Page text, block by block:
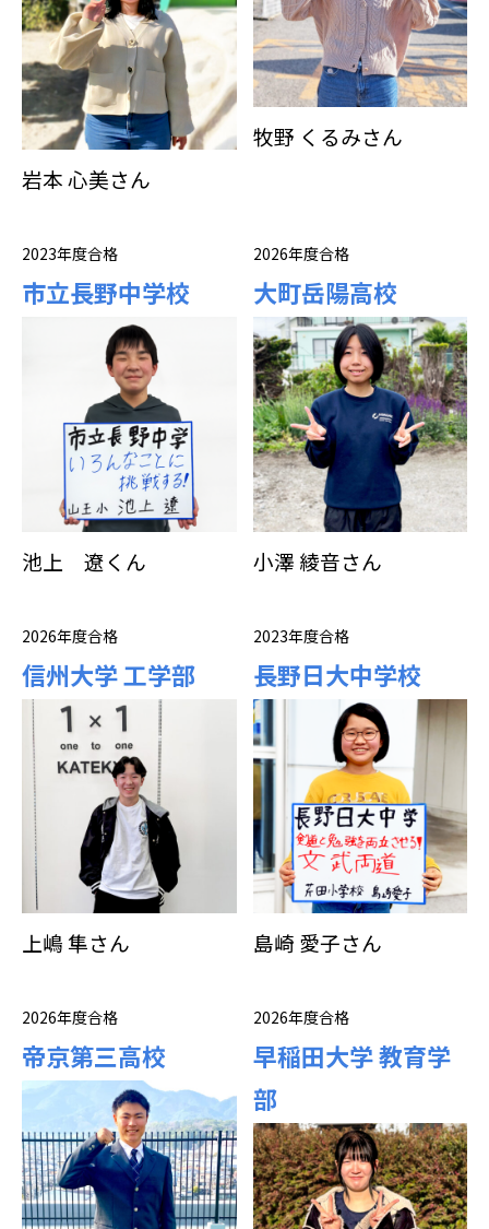
岩本 心美さん
牧野 くるみさん
2023年度合格
市立長野中学校
池上 遼くん
2026年度合格
大町岳陽高校
小澤 綾音さん
2026年度合格
信州大学 工学部
上嶋 隼さん
2023年度合格
長野日大中学校
島崎 愛子さん
2026年度合格
帝京第三高校
2026年度合格
早稲田大学 教育学
部